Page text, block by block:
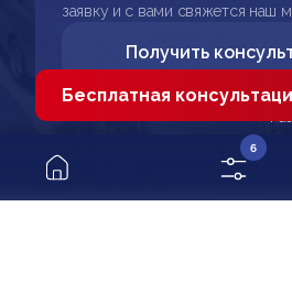
заявку и с вами свяжется наш
Получить
6
Бесплатная